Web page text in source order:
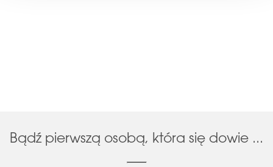
Bądź pierwszą osobą, która się dowie ...